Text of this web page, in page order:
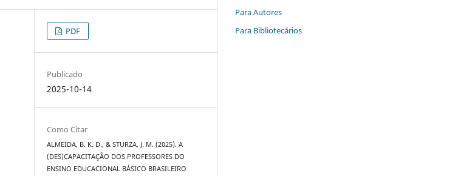
PDF
Publicado
2025-10-14
Como Citar
ALMEIDA, B. K. D., & STURZA, J. M. (2025). A
(DES)CAPACITAÇÃO DOS PROFESSORES DO
ENSINO EDUCACIONAL BÁSICO BRASILEIRO
Para Autores
Para Bibliotecários